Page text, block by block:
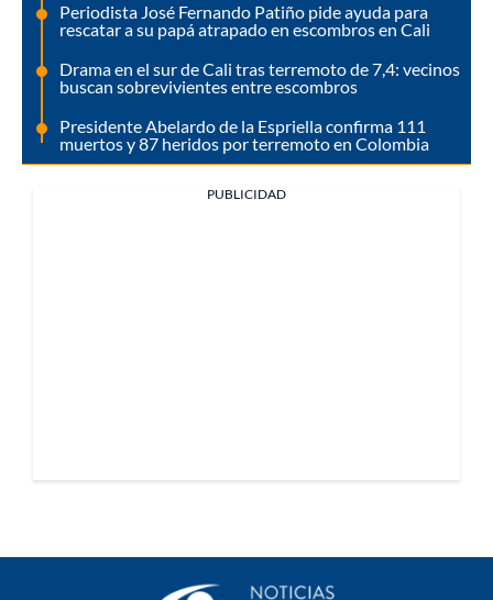
Periodista José Fernando Patiño pide ayuda para
rescatar a su papá atrapado en escombros en Cali
Drama en el sur de Cali tras terremoto de 7,4: vecinos
buscan sobrevivientes entre escombros
Presidente Abelardo de la Espriella confirma 111
muertos y 87 heridos por terremoto en Colombia
PUBLICIDAD